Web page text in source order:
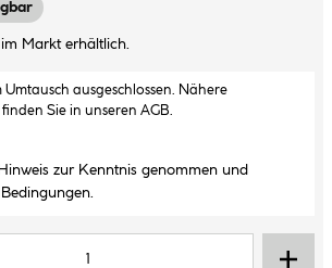
Markt erhältlich.
Umtausch ausgeschlossen. Nähere
Sie in unseren AGB
zur Kenntnis genommen und